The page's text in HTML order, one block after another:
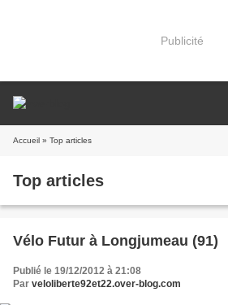
Publicité
Accueil » Top articles
Top articles
Vélo Futur à Longjumeau (91)
Publié le 19/12/2012 à 21:08
Par veloliberte92et22.over-blog.com